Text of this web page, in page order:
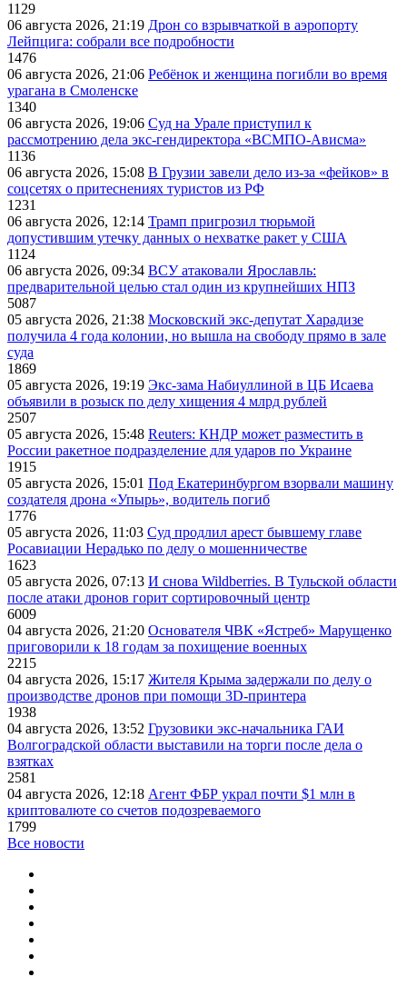
1129
06 августа 2026, 21:19 Дрон со взрывчаткой в аэропорту
Лейпцига: собрали все подробности
1476
06 августа 2026, 21:06 Ребёнок и женщина погибли во время
урагана в Смоленске
1340
06 августа 2026, 19:06 Суд на Урале приступил к
рассмотрению дела экс-гендиректора «ВСМПО-Ависма»
1136
06 августа 2026, 15:08 В Грузии завели дело из-за «фейков» в
соцсетях о притеснениях туристов из РФ
1231
06 августа 2026, 12:14 Трамп пригрозил тюрьмой
допустившим утечку данных о нехватке ракет у США
1124
06 августа 2026, 09:34 ВСУ атаковали Ярославль:
предварительной целью стал один из крупнейших НПЗ
5087
05 августа 2026, 21:38 Московский экс-депутат Харадизе
получила 4 года колонии, но вышла на свободу прямо в зале
суда
1869
05 августа 2026, 19:19 Экс-зама Набиуллиной в ЦБ Исаева
объявили в розыск по делу хищения 4 млрд рублей
2507
05 августа 2026, 15:48 Reuters: КНДР может разместить в
России ракетное подразделение для ударов по Украине
1915
05 августа 2026, 15:01 Под Екатеринбургом взорвали машину
создателя дрона «Упырь», водитель погиб
1776
05 августа 2026, 11:03 Суд продлил арест бывшему главе
Росавиации Нерадько по делу о мошенничестве
1623
05 августа 2026, 07:13 И снова Wildberries. В Тульской области
после атаки дронов горит сортировочный центр
6009
04 августа 2026, 21:20 Основателя ЧВК «Ястреб» Марущенко
приговорили к 18 годам за похищение военных
2215
04 августа 2026, 15:17 Жителя Крыма задержали по делу о
производстве дронов при помощи 3D‑принтера
1938
04 августа 2026, 13:52 Грузовики экс-начальника ГАИ
Волгоградской области выставили на торги после дела о
взятках
2581
04 августа 2026, 12:18 Агент ФБР украл почти $1 млн в
криптовалюте со счетов подозреваемого
1799
Все новости